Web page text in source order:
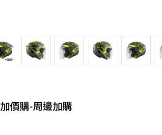
加價購-周邊加購